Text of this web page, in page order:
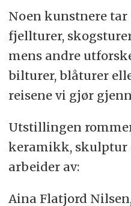
Noen kunstnere
fjellturer,
mens andre
bilturer, blåturer
reisene vi gjør
Utstillingen
keramikk, skulptur
arbeider av:
Aina Flatjord